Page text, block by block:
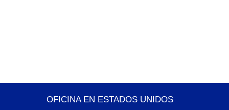
OFICINA EN ESTADOS UNIDOS